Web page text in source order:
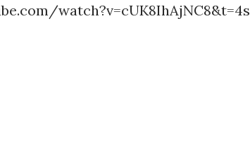
watch?v=cUK8IhAjNC8&t=4s